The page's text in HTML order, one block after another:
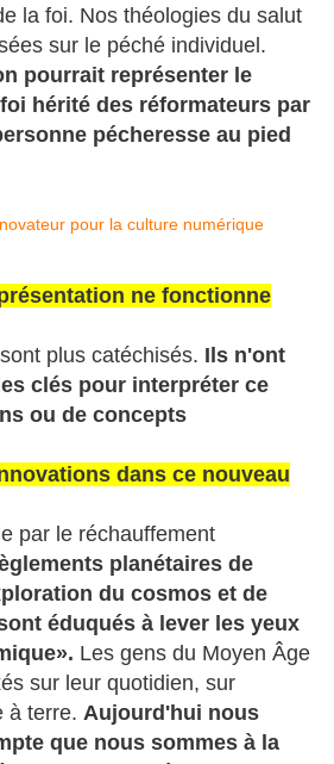
la foi. Nos théologies du salut
sur le péché individuel.
pourrait représenter le
hérité des réformateurs par
pécheresse au pied
ne fonctionne
plus catéchisés. Ils n'ont
clés pour interpréter ce
ou de concepts
dans ce nouveau
par le réchauffement
planétaires de
du cosmos et de
éduqués à lever les yeux
Les gens du Moyen Âge
sur leur quotidien, sur
à terre. Aujourd'hui nous
que nous sommes à la